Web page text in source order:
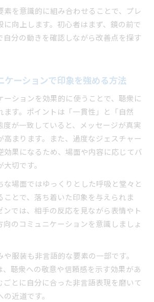
素を意識的に組み合わせることで、プレ
に向上します。初心者はまず、鏡の前で
自分の動きを確認しながら改善点を探す
ケーションで印象を強める方法
ーションを効果的に使うことで、聴衆に
ます。ポイントは「一貫性」と「自然
度が一致していると、メッセージが真実
高まります。また、過度なジェスチャー
効果になるため、場面や内容に応じてバ
切です。
な場面ではゆっくりとした呼吸と堂々と
ことで、落ち着いた印象を与えられま
ンでは、相手の反応を見ながら表情やト
向のコミュニケーションを意識しましょ
や服装も非言語的な要素の一部です。
、聴衆への敬意や信頼感を示す効果があ
ごとに自分に合った非言語表現を磨いて
近道です。